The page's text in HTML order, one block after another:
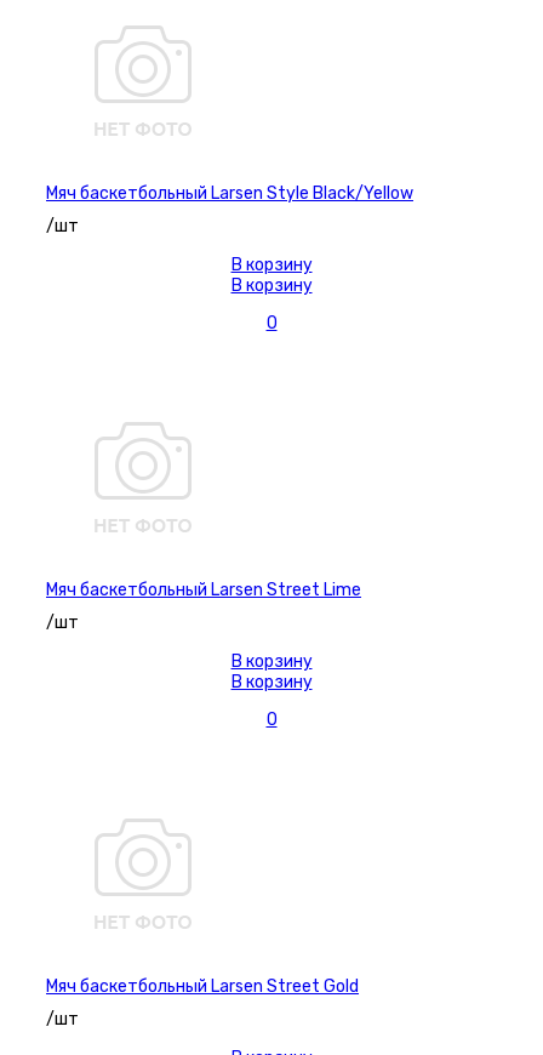
Мяч баскетбольный Larsen Style Black/Yellow
/шт
В корзину
В корзину
0
Мяч баскетбольный Larsen Street Lime
/шт
В корзину
В корзину
0
Мяч баскетбольный Larsen Street Gold
/шт